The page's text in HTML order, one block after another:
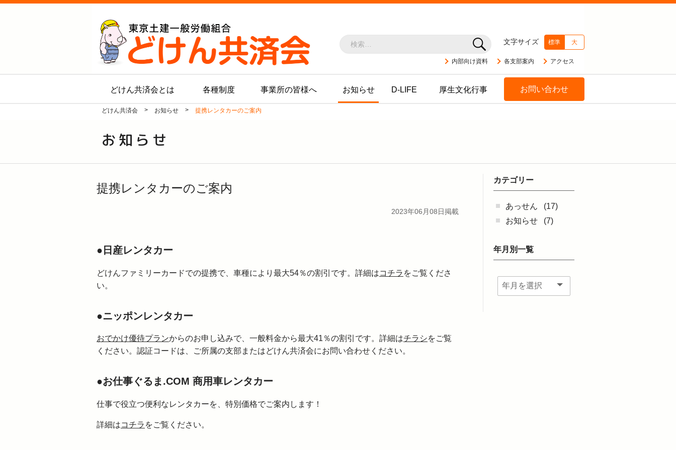
内部向け資料 各支部案内 アクセス
文字サイズ 標準 大
どけん共済会とは 各種制度 事業所の皆様へ お知らせ D-LIFE 厚生文化行事 お問い合わせ
どけん共済会 > お知らせ > 提携レンタカーのご案内
お知らせ
提携レンタカーのご案内
2023年06月08日掲載
●日産レンタカー
どけんファミリーカードでの提携で、車種により最大54％の割引です。詳細はコチラ をご覧くださ
い。
●ニッポンレンタカー
おでかけ優待プランからのお申し込みで、一般料金から最大41％の割引です。詳細はチラシをご覧
ください。認証コードは、ご所属の支部またはどけん共済会にお問い合わせください。
●お仕事ぐるま.COM 商用車レンタカー
仕事で役立つ便利なレンタカーを、特別価格でご案内します！
詳細はコチラ をご覧ください。
カテゴリー
あっせん
(17)
お知らせ
(7)
年月別一覧